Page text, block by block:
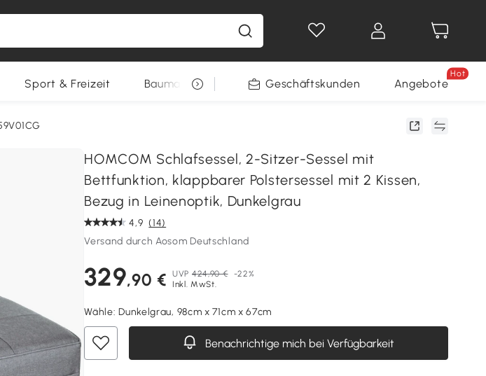
Gewinnspiele
Sport & Freizeit Baumarkt RestpostenGeschäftskunden Angebote
Hot
HOMCOM Schlafsessel, 2-Sitzer-Sessel mit
Bettfunktion, klappbarer Polstersessel mit 2 Kissen,
Bezug in Leinenoptik, Dunkelgrau
4,9 (14)
Versand durch Aosom Deutschland
329,90 € UVP 424,90 €
-22%
Inkl. MwSt.
Wähle:Dunkelgrau, 98cm x 71cm x 67cm
Benachrichtige mich bei Verfügbarkeit